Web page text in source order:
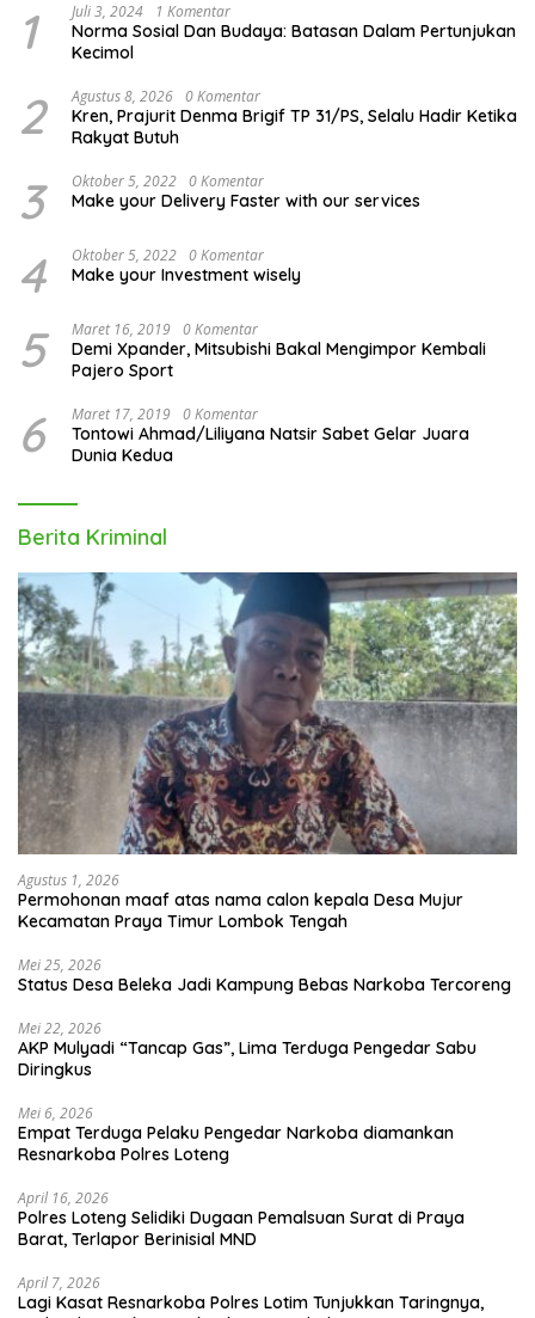
1 Juli 3, 2024 1 Komentar
Norma Sosial Dan Budaya: Batasan Dalam Pertunjukan
Kecimol
2 Agustus 8, 2026 0 Komentar
Kren, Prajurit Denma Brigif TP 31/PS, Selalu Hadir Ketika
Rakyat Butuh
3 Oktober 5, 2022 0 Komentar
Make your Delivery Faster with our services
4 Oktober 5, 2022 0 Komentar
Make your Investment wisely
5 Maret 16, 2019 0 Komentar
Demi Xpander, Mitsubishi Bakal Mengimpor Kembali
Pajero Sport
6 Maret 17, 2019 0 Komentar
Tontowi Ahmad/Liliyana Natsir Sabet Gelar Juara
Dunia Kedua
Berita Kriminal
Agustus 1, 2026
Permohonan maaf atas nama calon kepala Desa Mujur
Kecamatan Praya Timur Lombok Tengah
Mei 25, 2026
Status Desa Beleka Jadi ‎Kampung Bebas Narkoba Tercoreng
Mei 22, 2026
AKP Mulyadi “Tancap Gas”, Lima Terduga Pengedar Sabu
Diringkus
Mei 6, 2026
Empat Terduga Pelaku Pengedar Narkoba diamankan
Resnarkoba Polres Loteng
April 16, 2026
Polres Loteng Selidiki Dugaan Pemalsuan Surat di Praya
Barat, Terlapor Berinisial MND
April 7, 2026
Lagi Kasat Resnarkoba Polres Lotim Tunjukkan Taringnya,